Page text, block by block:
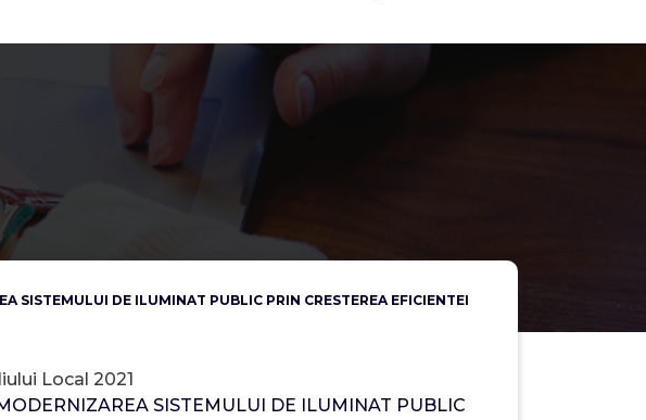
DE ILUMINAT PUBLIC PRIN CRESTEREA EFICIENTEI
Local 2021
SISTEMULUI DE ILUMINAT PUBLIC